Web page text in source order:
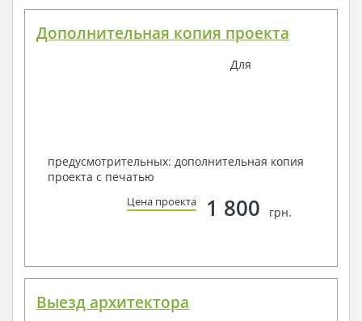
Дополнительная копия проекта
Для
предусмотрительных: дополнительная копия
проекта с печатью
Цена проекта 1 800 грн.
Выезд архитектора